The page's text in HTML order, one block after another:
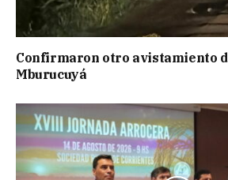
Confirmaron otro avistamiento
Mburucuyá